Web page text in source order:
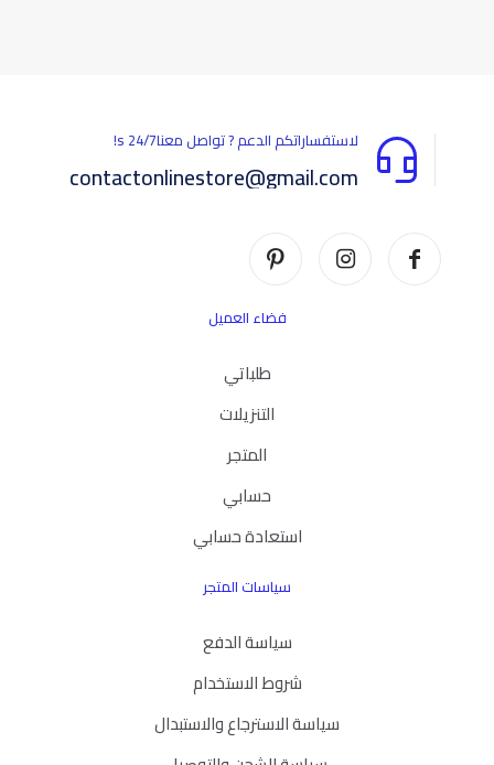
لاستفساراتكم الدعم ? تواصل معناs 24/7!
contactonlinestore@gmail.com
فضاء العميل
طلباتي
التنزيلات
المتجر
حسابي
استعادة حسابي
سياسات المتجر
سياسة الدفع
شروط الاستخدام
سياسة الاسترجاع والاستبدال